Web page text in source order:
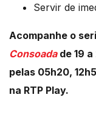
Servir de
Acompanhe o
Consoadade 19 a
pelas 05h20,
na RTP Play.